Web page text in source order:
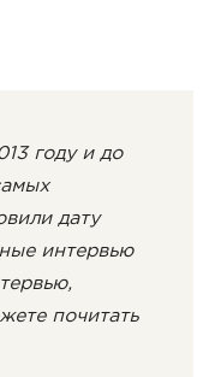
году и до
дату
интервью
почитать